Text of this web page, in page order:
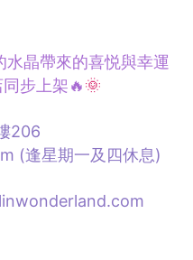
晶帶來的喜悦與幸運
步上架🔥🌞
206
(逢星期一及四休息)